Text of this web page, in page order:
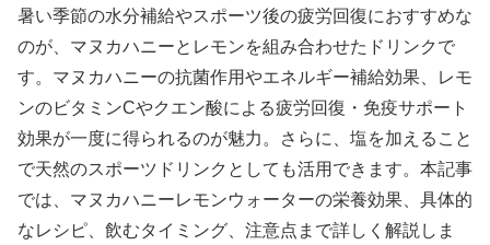
暑い季節の水分補給やスポーツ後の疲労回復におすすめな
のが、マヌカハニーとレモンを組み合わせたドリンクで
す。マヌカハニーの抗菌作用やエネルギー補給効果、レモ
ンのビタミンCやクエン酸による疲労回復・免疫サポート
効果が一度に得られるのが魅力。さらに、塩を加えること
で天然のスポーツドリンクとしても活用できます。本記事
では、マヌカハニーレモンウォーターの栄養効果、具体的
なレシピ、飲むタイミング、注意点まで詳しく解説しま